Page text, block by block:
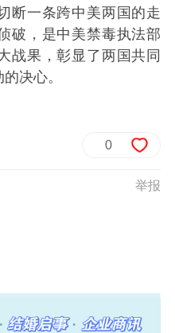
断一条跨中美两国的走
破，是中美禁毒执法部
战果，彰显了两国共同
决心。
0
举报